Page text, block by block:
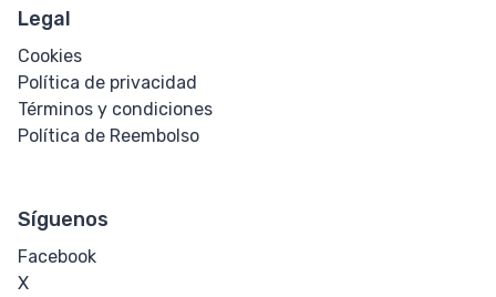
Espaciado de
Palabras
Transform
Rotar
Legal
Cookies
Política de privacidad
Términos y condiciones
Política de Reembolso
Síguenos
Facebook
X